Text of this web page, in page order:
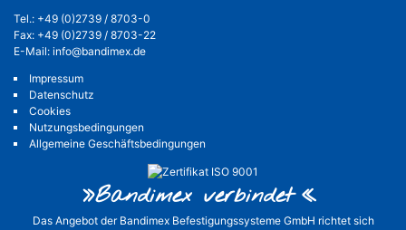
Tel.: +49 (0)2739 / 8703-0
Fax: +49 (0)2739 / 8703-22
E-Mail: info@bandimex.de
Impressum
Datenschutz
Cookies
Nutzungsbedingungen
Allgemeine Geschäftsbedingungen
»Bandimex verbindet«
Das Angebot der Bandimex Befestigungssysteme GmbH richtet sich